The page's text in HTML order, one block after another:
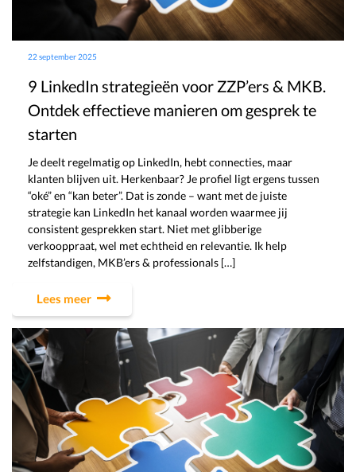
22 september 2025
9 LinkedIn strategieën voor ZZP’ers & MKB.
Ontdek effectieve manieren om gesprek te
starten
Je deelt regelmatig op LinkedIn, hebt connecties, maar
klanten blijven uit. Herkenbaar? Je profiel ligt ergens tussen
“oké” en “kan beter”. Dat is zonde – want met de juiste
strategie kan LinkedIn het kanaal worden waarmee jij
consistent gesprekken start. Niet met glibberige
verkooppraat, wel met echtheid en relevantie. Ik help
zelfstandigen, MKB’ers & professionals […]
Lees meer